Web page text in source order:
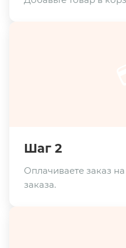
Шаг 2
Оплачиваете заказ
заказа.